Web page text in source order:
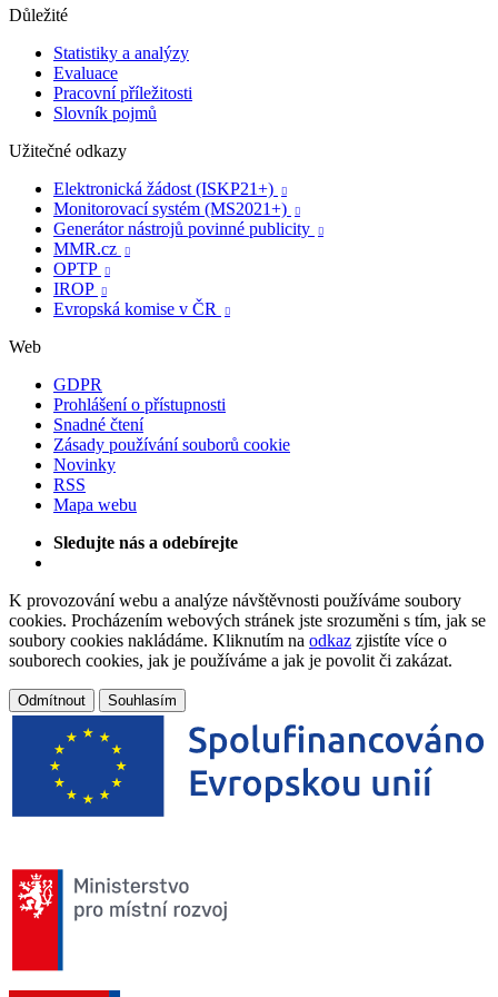
Důležité
Statistiky a analýzy
Evaluace
Pracovní příležitosti
Slovník pojmů
Užitečné odkazy
Elektronická žádost (ISKP21+)

Monitorovací systém (MS2021+) 
Generátor nástrojů povinné publicity 
MMR.cz 
OPTP 
IROP 
Evropská komise v ČR 
Web
GDPR
Prohlášení o přístupnosti
Snadné čtení
Zásady používání souborů cookie
Novinky
RSS
Mapa webu
Sledujte nás a odebírejte
K provozování webu a analýze návštěvnosti používáme soubory
cookies. Procházením webových stránek jste srozuměni s tím, jak se
soubory cookies nakládáme. Kliknutím na odkaz zjistíte více o
souborech cookies, jak je používáme a jak je povolit či zakázat.
Odmítnout Souhlasím